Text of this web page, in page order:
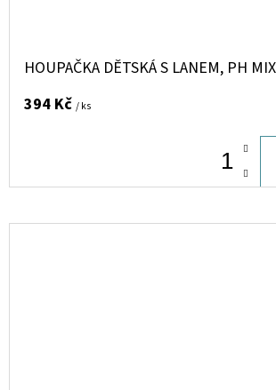
HOUPAČKA DĚTSKÁ S LANEM, PH
394 Kč / ks